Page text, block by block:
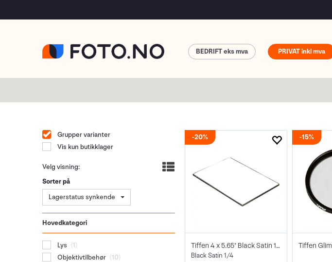
PRIVAT
BEDRIFT
Grupper varianter
Vis kun butikklager
Velg visning:
Sorter på
Lagerstatus synkende
Hovedkategori
Lys (1)
Objektivtilbehør (10)
20%
Tiffen 4 x 5.65" Black Satin 1/4 Filter
Black Satin 1/4
15%
Tiffen